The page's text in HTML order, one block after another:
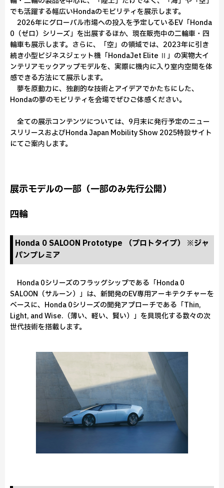
でも活躍する幅広いHondaのモビリティを展示します。
2026年にグローバル市場への投入を予定しているEV「Honda
0（ゼロ）シリーズ」を出展するほか、現在販売中の二輪車・四
輪車も展示します。さらに、「空」の領域では、2023年に引き
続き小型ビジネスジェット機「HondaJet Elite Ⅱ」の実物大イ
ンテリアモックアップモデルを、実際に機内に入り室内空間を体
感できる方法にて展示します。
夢を原動力に、独創的な技術とアイデアでかたちにした、
Hondaの夢のモビリティを会場でぜひご体感ください。
全ての展示コンテンツについては、9月末に発行予定のニュー
スリリースおよびHonda Japan Mobility Show 2025特設サイト
にてご案内します。
展示モデルの一部（一部のみ先行公開）
四輪
Honda 0 SALOON Prototype （プロトタイプ） ※ジャ
パンプレミア
Honda 0シリーズのフラッグシップである「Honda 0
SALOON（サルーン）」は、新開発のEV専用アーキテクチャーを
ベースに、Honda 0シリーズの開発アプローチである「Thin,
Light, and Wise.（薄い、軽い、賢い）」を具現化する数々の次
世代技術を搭載します。